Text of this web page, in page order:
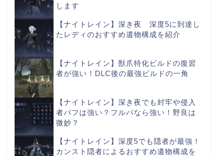
します
【ナイトレイン】深き夜 深度5に到達し
たレディのおすすめ遺物構成を紹介
【ナイトレイン】獣爪特化ビルドの復習
者が強い！DLC後の最強ビルドの一角
【ナイトレイン】深き夜でも封牢や侵入
者バフは強い？フルパなら強い！野良は
微妙？
【ナイトレイン】深度5でも隠者が最強！
カンスト隠者によるおすすめ遺物構成を